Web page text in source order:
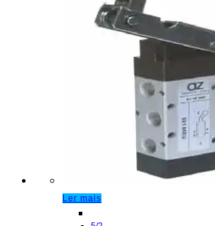
Ler mais